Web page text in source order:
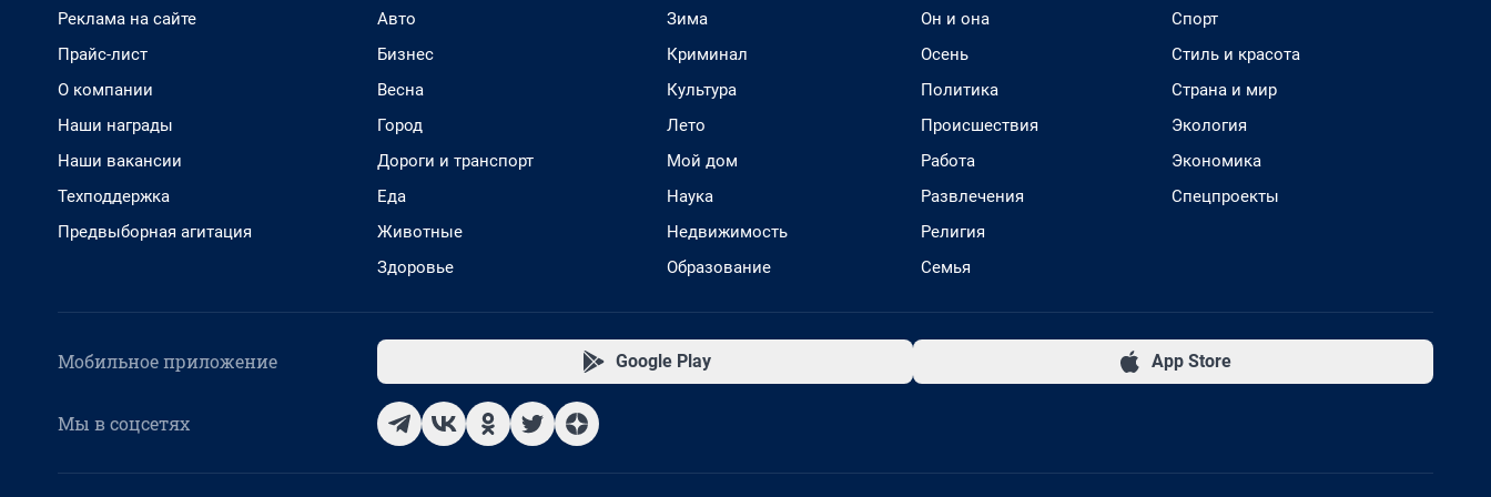
Реклама на сайте
Прайс-лист
О компании
Наши награды
Наши вакансии
Техподдержка
Предвыборная агитация
Авто
Бизнес
Весна
Город
Дороги и транспорт
Еда
Животные
Здоровье
Зима
Криминал
Культура
Лето
Мой дом
Наука
Недвижимость
Образование
Он и она
Осень
Политика
Происшествия
Работа
Развлечения
Религия
Семья
Спорт
Стиль и красота
Страна и мир
Экология
Экономика
Спецпроекты
Мобильное приложение Google Play App Store
Мы в соцсетях